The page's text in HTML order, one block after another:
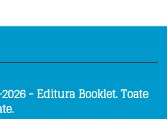
- Editura Booklet. Toate